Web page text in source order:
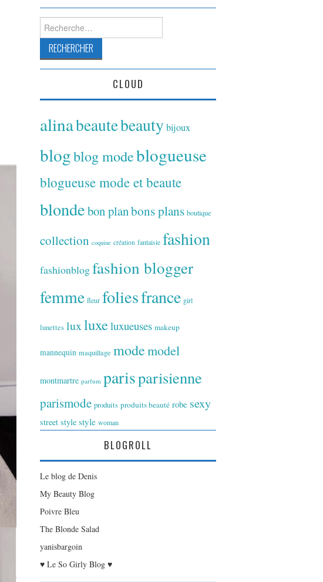
Rechercher :
CLOUD
alinabeautebeauty bijoux
blogblog modeblogueuse
blogueuse mode et beaute
blondebon planbons plans boutique
collection coquine création fantaisie fashion
fashionblogfashion blogger
femme fleur foliesfrance girl
lunettes luxluxeluxueuses makeup
mannequin maquillage modemodel
montmartre parfum parisparisienne
parismode produits produits beauté robe sexy
street style style woman
BLOGROLL
Le blog de Denis
My Beauty Blog
Poivre Bleu
The Blonde Salad
yanisbargoin
♥ Le So Girly Blog ♥